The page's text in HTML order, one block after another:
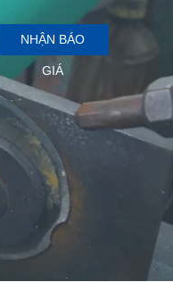
NHẬN BÁO
GIÁ